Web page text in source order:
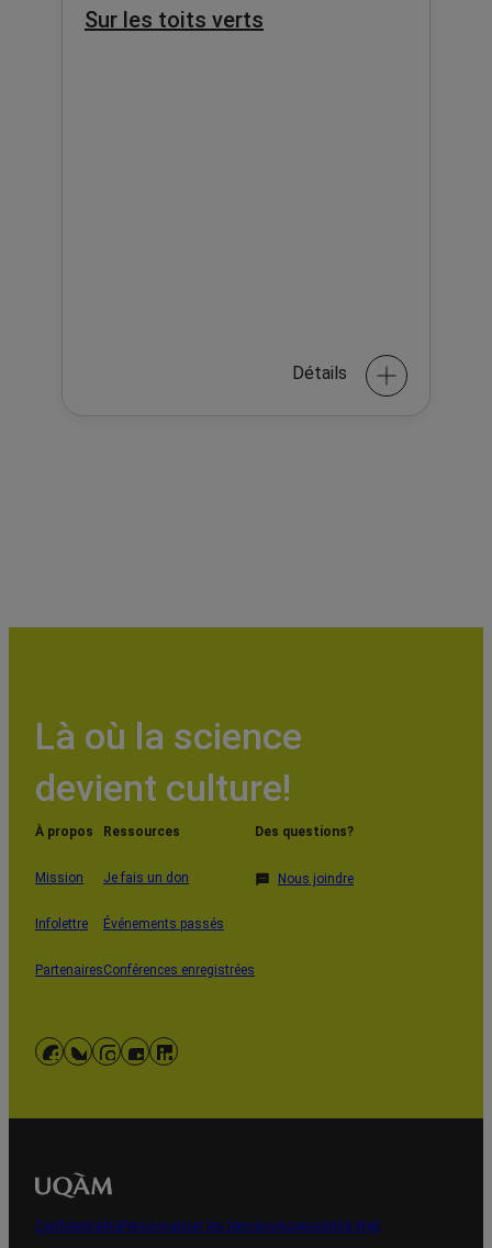
Sur les toits verts
Détails
À propos
Mission
Infolettre
Partenaires
Ressources
Je fais un don
Événements passés
Conférences enregistrées
Des questions?
Nous joindre
Là où la science
devient culture!
Facebook
Bluesky
Instagram
YouTube
LinkedIn
ConfidentialitéPersonnaliser les témoinsAccessibilité Web